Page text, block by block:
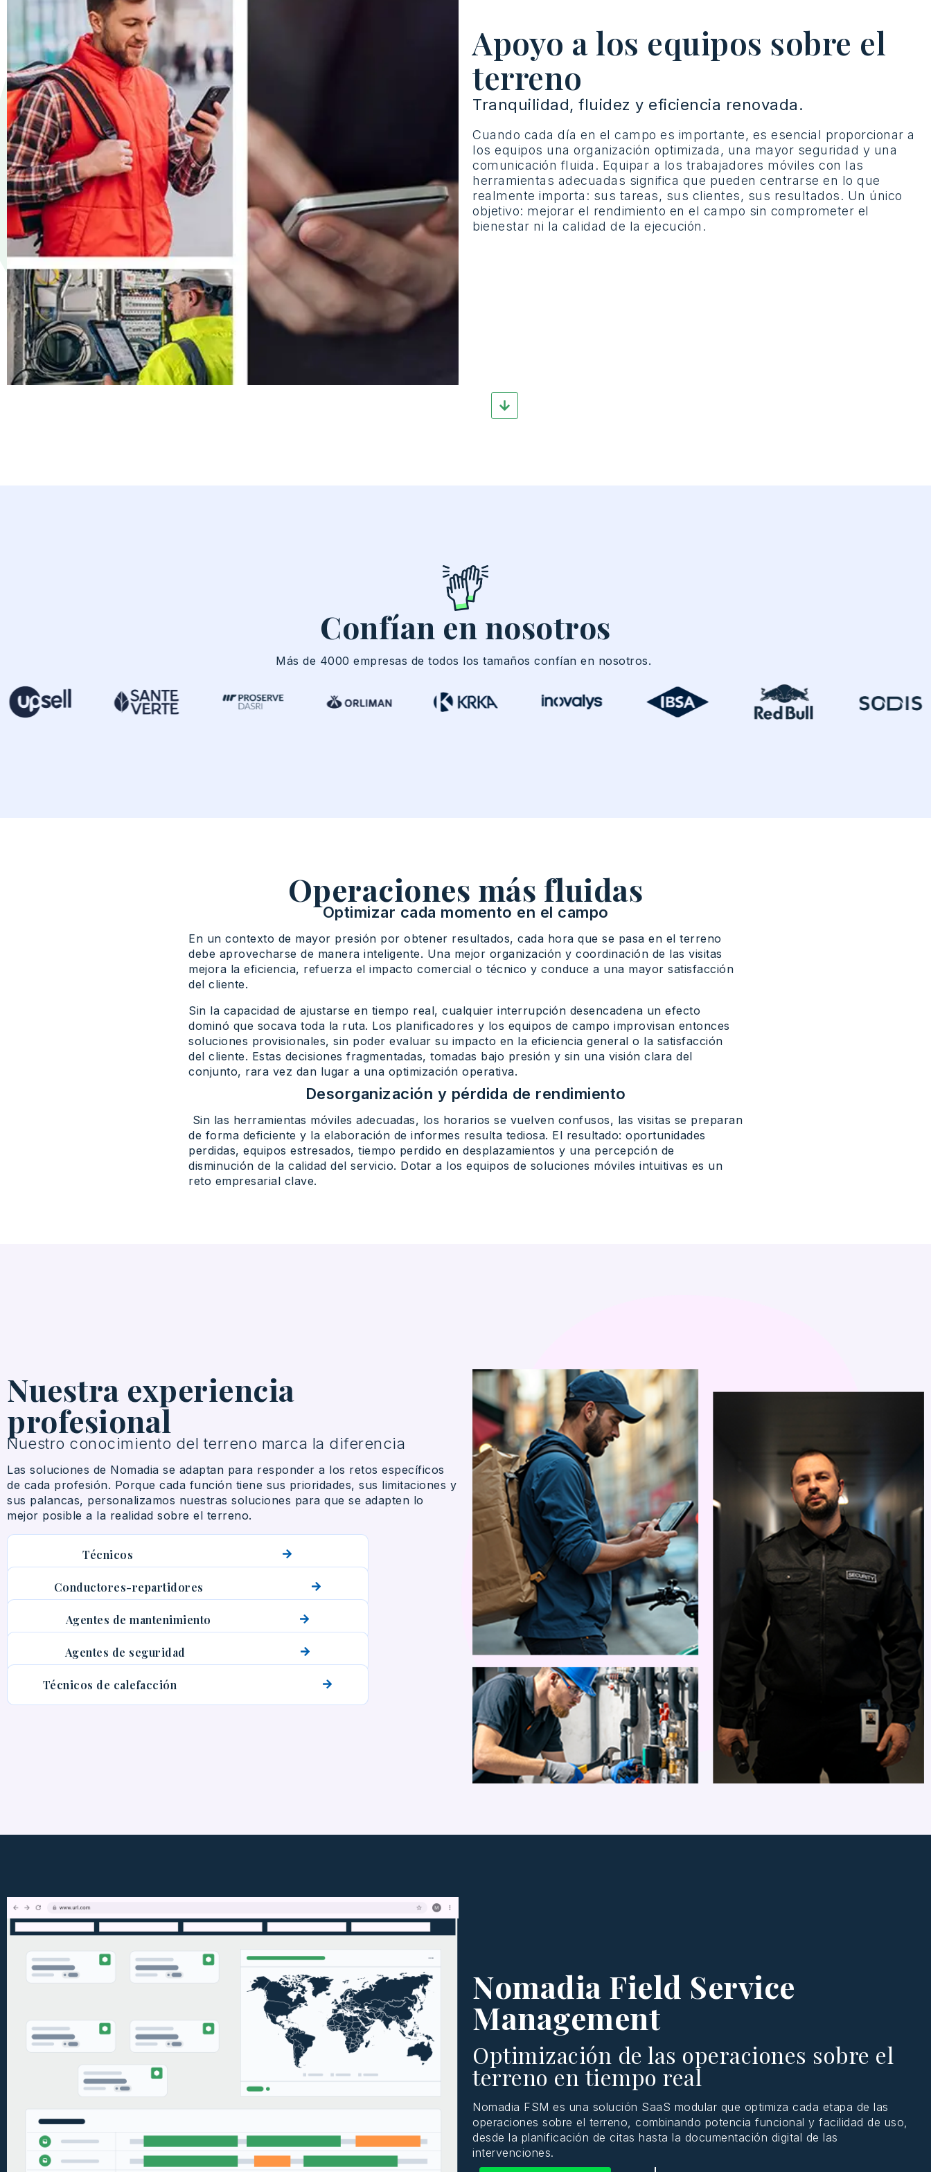
Apoyo a los equipos sobre el
terreno
Tranquilidad, fluidez y eficiencia renovada.
Cuando cada día en el campo es importante, es esencial proporcionar a
los equipos una organización optimizada, una mayor seguridad y una
comunicación fluida. Equipar a los trabajadores móviles con las
herramientas adecuadas significa que pueden centrarse en lo que
realmente importa: sus tareas, sus clientes, sus resultados. Un único
objetivo: mejorar el rendimiento en el campo sin comprometer el
bienestar ni la calidad de la ejecución.
Confían en nosotros
Más de 4000empresas detodos lostamaños confían en nosotros.
Operaciones más fluidas
Optimizar cada momento en el campo
En un contexto de mayor presión por obtener resultados, cada hora que se pasa en el terreno
debe aprovecharse de manera inteligente. Una mejor organización y coordinación de las visitas
mejora la eficiencia, refuerza el impacto comercial o técnico y conduce a una mayor satisfacción
del cliente.
Sin la capacidad de ajustarse en tiempo real, cualquier interrupción desencadena un efecto
dominó que socava toda la ruta. Los planificadores y los equipos de campo improvisan entonces
soluciones provisionales, sin poder evaluar su impacto en la eficiencia general o la satisfacción
del cliente. Estas decisiones fragmentadas, tomadas bajo presión y sin una visión clara del
conjunto, rara vez dan lugar a una optimización operativa.
Desorganización y pérdida de rendimiento
Sin las herramientas móviles adecuadas, los horarios se vuelven confusos, las visitas se preparan
de forma deficiente y la elaboración de informes resulta tediosa. El resultado: oportunidades
perdidas, equipos estresados, tiempo perdido en desplazamientos y una percepción de
disminución de la calidad del servicio. Dotar a los equipos de soluciones móviles intuitivas es un
reto empresarial clave.
Nuestra experiencia
profesional
Nuestro conocimiento del terreno marca la diferencia
Las soluciones de Nomadia se adaptan para responder a los retos específicos
de cada profesión. Porque cada función tiene sus prioridades, sus limitaciones y
sus palancas, personalizamos nuestras soluciones para que se adapten lo
mejor posible a la realidad sobre el terreno.
Técnicos
Conductores-repartidores
Agentes de mantenimiento
Agentes de seguridad
Técnicos de calefacción
Nomadia Field Service
Management
Optimización de las operaciones sobre el
terreno en tiempo real
Nomadia FSM es una solución SaaS modular que optimiza cada etapa de las
operaciones sobre el terreno combinando potencia funcional y facilidad de uso
desde la planificación de citas hasta la documentación digital de las
intervenciones.